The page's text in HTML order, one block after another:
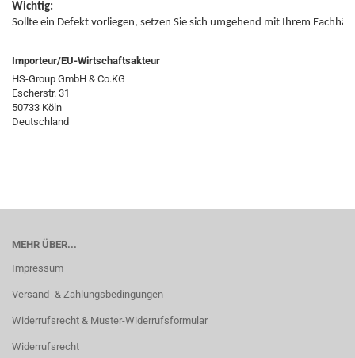
Wichtig:
Sollte ein Defekt vorliegen, setzen Sie sich umgehend mit Ihrem
Importeur/EU-Wirtschaftsakteur
HS-Group GmbH & Co.KG
Escherstr. 31
50733 Köln
Deutschland
MEHR ÜBER...
Impressum
Versand- & Zahlungsbedingungen
Widerrufsrecht & Muster-Widerrufsformular
Widerrufsrecht